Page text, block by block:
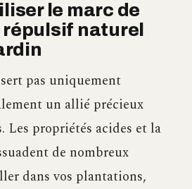
le marc de
naturel
pas uniquement
un allié précieux
Les propriétés acides et la
de nombreux
dans vos plantations,